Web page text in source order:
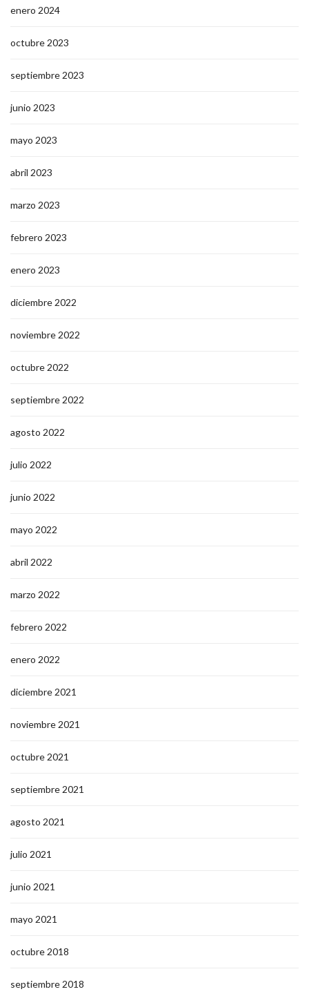
enero 2024
octubre 2023
septiembre 2023
junio 2023
mayo 2023
abril 2023
marzo 2023
febrero 2023
enero 2023
diciembre 2022
noviembre 2022
octubre 2022
septiembre 2022
agosto 2022
julio 2022
junio 2022
mayo 2022
abril 2022
marzo 2022
febrero 2022
enero 2022
diciembre 2021
noviembre 2021
octubre 2021
septiembre 2021
agosto 2021
julio 2021
junio 2021
mayo 2021
octubre 2018
septiembre 2018